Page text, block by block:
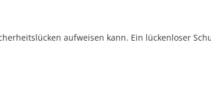
aufweisen kann. Ein lückenloser